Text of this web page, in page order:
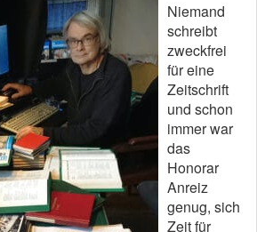
Niemand
schreibt
zweckfrei
für eine
Zeitschrift
und schon
immer war
das
Honorar
Anreiz
genug, sich
Zeit für